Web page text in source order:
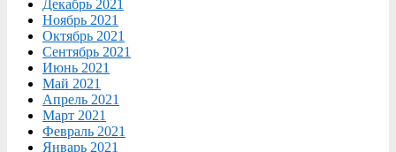
Декабрь 2021
Ноябрь 2021
Октябрь 2021
Сентябрь 2021
Июнь 2021
Май 2021
Апрель 2021
Март 2021
Февраль 2021
Январь 2021